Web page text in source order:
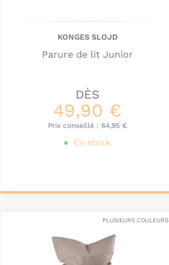
KONGES SLOJD
Parure de lit Junior
DÈS
49,90 €
Prix conseillé : 64,95 €
En stock
PLUSIEURS COULEURS